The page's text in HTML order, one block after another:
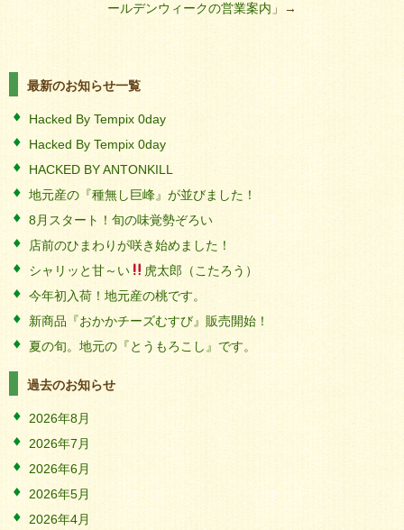
ールデンウィークの営業案内 」→
最新のお知らせ一覧
Hacked By Tempix 0day
Hacked By Tempix 0day
HACKED BY ANTONKILL
地元産の『種無し巨峰』が並びました！
8月スタート！旬の味覚勢ぞろい
店前のひまわりが咲き始めました！
シャリッと甘～い
虎太郎（こたろう）
今年初入荷！地元産の桃です。
新商品『おかかチーズむすび』販売開始！
夏の旬。地元の『とうもろこし』です。
過去のお知らせ
2026年8月
2026年7月
2026年6月
2026年5月
2026年4月